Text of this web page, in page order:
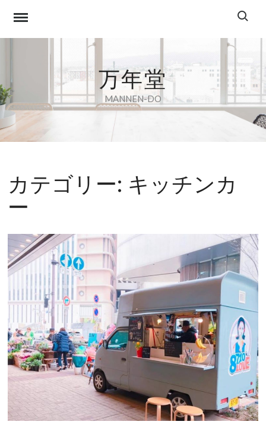
content
Search
万年堂
MANNEN-DO
カテゴリー: キッチンカ
ー